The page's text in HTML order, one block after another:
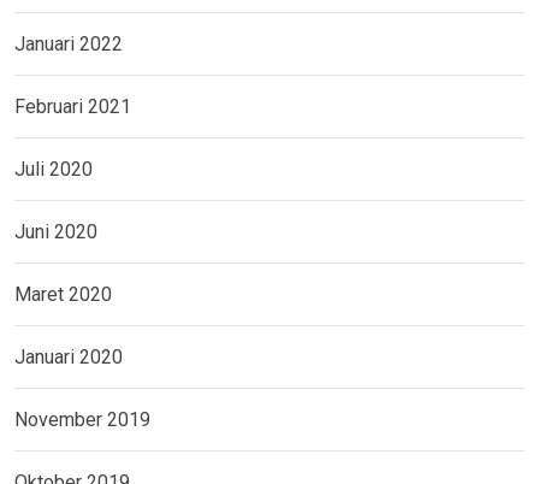
Januari 2022
Februari 2021
Juli 2020
Juni 2020
Maret 2020
Januari 2020
November 2019